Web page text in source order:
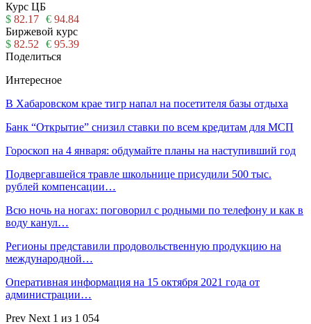
Курс ЦБ
$ 82.17 € 94.84
Биржевой курс
$ 82.52 € 95.39
Поделиться
Интересное
В Хабаровском крае тигр напал на посетителя базы отдыха
Банк “Открытие” снизил ставки по всем кредитам для МСП
Гороскоп на 4 января: обдумайте планы на наступивший год
Подвергавшейся травле школьнице присудили 500 тыс.
рублей компенсации…
Всю ночь на ногах: поговорил с родными по телефону и как в
воду канул…
Регионы представили продовольственную продукцию на
международной…
Оперативная информация на 15 октября 2021 года от
администрации…
Prev Next 1 из 1 054